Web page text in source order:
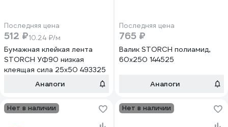
Последняя цена
512 ₽10.24 ₽/м
Бумажная клейкая лента
STORCH УФ90 низкая
клеящая сила 25х50 493325
Аналоги
Последняя цена
765 ₽
Валик STORCH полиамид,
60х250 144525
Аналоги
Нет в наличии Нет в наличии